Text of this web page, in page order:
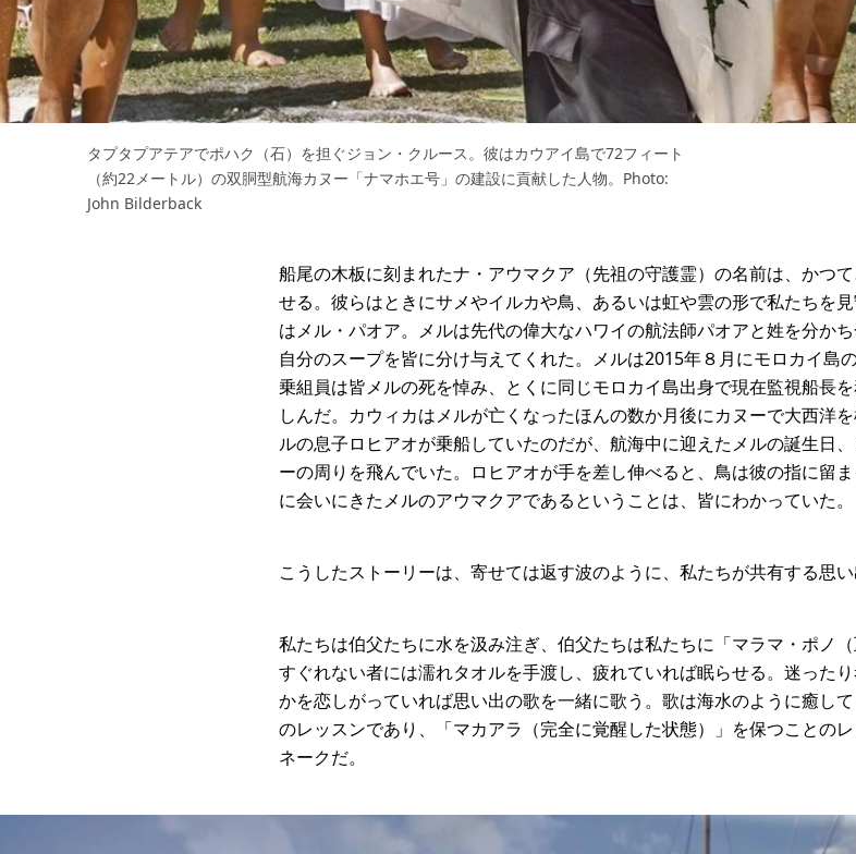
タプタプアテアでポハク（石）を担ぐジョン・クルース。彼はカウアイ島で72フィート
（約22メートル）の双胴型航海カヌー「ナマホエ号」の建設に貢献した人物。Photo:
John Bilderback
船尾の木板に刻まれたナ・アウマクア（先祖の守護霊）の名前は、かつ
せる。彼らはときにサメやイルカや鳥、あるいは虹や雲の形で私たちを
はメル・パオア。メルは先代の偉大なハワイの航法師パオアと姓を分か
自分のスープを皆に分け与えてくれた。メルは2015年８月にモロカイ島
乗組員は皆メルの死を悼み、とくに同じモロカイ島出身で現在監視船長
しんだ。カウィカはメルが亡くなったほんの数か月後にカヌーで大西洋
ルの息子ロヒアオが乗船していたのだが、航海中に迎えたメルの誕生日
ーの周りを飛んでいた。ロヒアオが手を差し伸べると、鳥は彼の指に留
に会いにきたメルのアウマクアであるということは、皆にわかっていた。
こうしたストーリーは、寄せては返す波のように、私たちが共有する思い
私たちは伯父たちに水を汲み注ぎ、伯父たちは私たちに「マラマ・ポノ
すぐれない者には濡れタオルを手渡し、疲れていれば眠らせる。迷った
かを恋しがっていれば思い出の歌を一緒に歌う。歌は海水のように癒し
のレッスンであり、「マカアラ（完全に覚醒した状態）」を保つことの
ネークだ。